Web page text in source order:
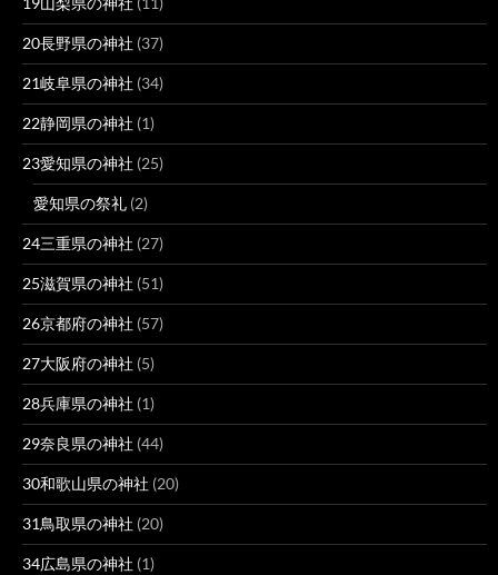
20長野県の神社 (37)
21岐阜県の神社 (34)
22静岡県の神社 (1)
23愛知県の神社 (25)
愛知県の祭礼 (2)
24三重県の神社 (27)
25滋賀県の神社 (51)
26京都府の神社 (57)
27大阪府の神社 (5)
28兵庫県の神社 (1)
29奈良県の神社 (44)
30和歌山県の神社 (20)
31鳥取県の神社 (20)
34広島県の神社 (1)